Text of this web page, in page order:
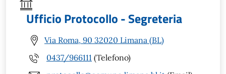
Ufficio Protocollo - Segreteria
Via Roma, 90 32020 Limana (BL)
0437/966111 (Telefono)